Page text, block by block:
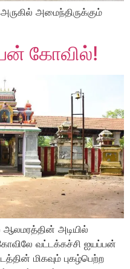
அமைந்திருக்கும்
கோவில்!
ஆலமரத்தின் அடியில்
வட்டக்கச்சி ஐயப்பன்
மிகவும் புகழ்பெற்ற